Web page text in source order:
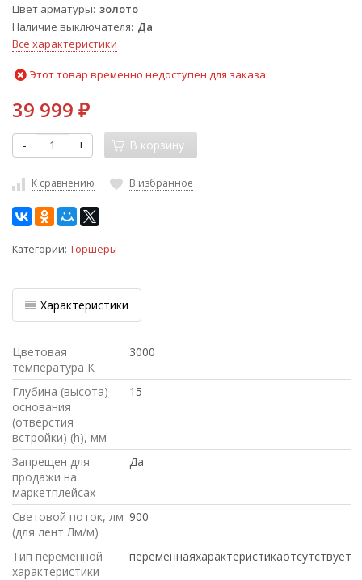
Цвет арматуры золото
Наличие выключателя Да
Все характеристики
Этот товар временно недоступен для заказа
39 999 ₽
- + В корзину
К сравнению В избранное
Категории: Торшеры
Характеристики
Цветовая
температура К
3000
Глубина (высота)
основания
(отверстия
встройки) (h), мм
15
Запрещен для
продажи на
маркетплейсах
Да
Световой поток, лм
(для лент Лм/м)
900
Тип переменной
характеристики
переменнаяхарактеристикаотсутствует